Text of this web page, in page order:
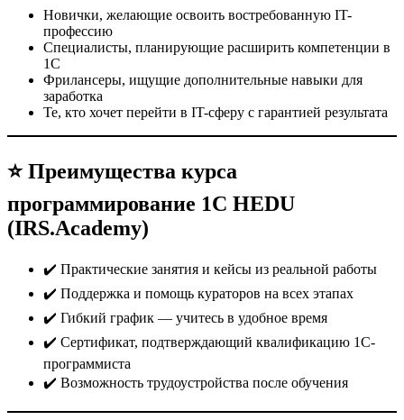
Новички, желающие освоить востребованную IT-
профессию
Специалисты, планирующие расширить компетенции в
1С
Фрилансеры, ищущие дополнительные навыки для
заработка
Те, кто хочет перейти в IT-сферу с гарантией результата
⭐ Преимущества курса
программирование 1С HEDU
(IRS.Academy)
✔️ Практические занятия и кейсы из реальной работы
✔️ Поддержка и помощь кураторов на всех этапах
✔️ Гибкий график — учитесь в удобное время
✔️ Сертификат, подтверждающий квалификацию 1С-
программиста
✔️ Возможность трудоустройства после обучения